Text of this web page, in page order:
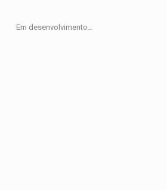
Em desenvolvimento…